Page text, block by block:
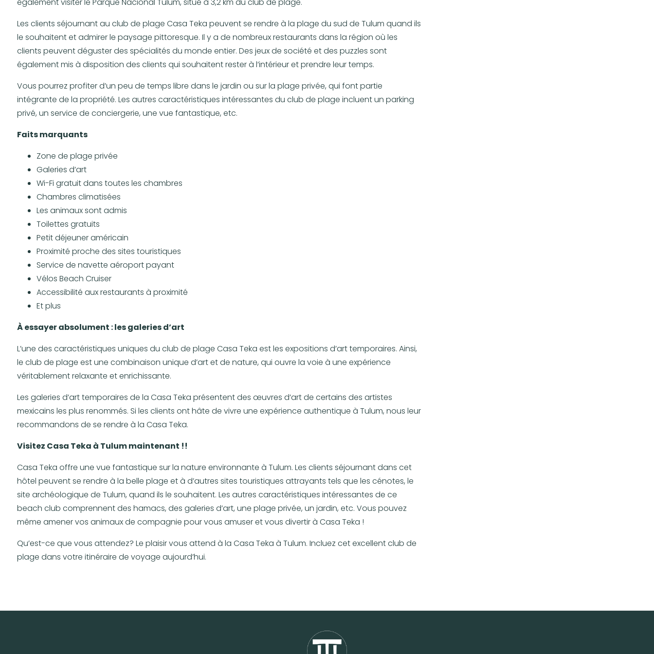
Les clients séjournant au club de plage Casa Teka peuvent se rendre à la plage du sud de Tulum quand ils
le souhaitent et admirer le paysage pittoresque. Il y a de nombreux restaurants dans la région où les
clients peuvent déguster des spécialités du monde entier. Des jeux de société et des puzzles sont
également mis à disposition des clients qui souhaitent rester à l’intérieur et prendre leur temps.
Vous pourrez profiter d’un peu de temps libre dans le jardin ou sur la plage privée, qui font partie
intégrante de la propriété. Les autres caractéristiques intéressantes du club de plage incluent un parking
privé, un service de conciergerie, une vue fantastique, etc.
Faits marquants
Zone de plage privée
Galeries d’art
Wi-Fi gratuit dans toutes les chambres
Chambres climatisées
Les animaux sont admis
Toilettes gratuits
Petit déjeuner américain
Proximité proche des sites touristiques
Service de navette aéroport payant
Vélos Beach Cruiser
Accessibilité aux restaurants à proximité
Et plus
À essayer absolument : les galeries d’art
L’une des caractéristiques uniques du club de plage Casa Teka est les expositions d’art temporaires. Ainsi,
le club de plage est une combinaison unique d’art et de nature, qui ouvre la voie à une expérience
véritablement relaxante et enrichissante.
Les galeries d’art temporaires de la Casa Teka présentent des œuvres d’art de certains des artistes
mexicains les plus renommés. Si les clients ont hâte de vivre une expérience authentique à Tulum, nous leur
recommandons de se rendre à la Casa Teka.
Visitez Casa Teka à Tulum maintenant !!
Casa Teka offre une vue fantastique sur la nature environnante à Tulum. Les clients séjournant dans cet
hôtel peuvent se rendre à la belle plage et à d’autres sites touristiques attrayants tels que les cénotes, le
site archéologique de Tulum, quand ils le souhaitent. Les autres caractéristiques intéressantes de ce
beach club comprennent des hamacs, des galeries d’art, une plage privée, un jardin, etc. Vous pouvez
même amener vos animaux de compagnie pour vous amuser et vous divertir à Casa Teka !
Qu’est-ce que vous attendez? Le plaisir vous attend à la Casa Teka à Tulum. Incluez cet excellent club de
plage dans votre itinéraire de voyage aujourd’hui.